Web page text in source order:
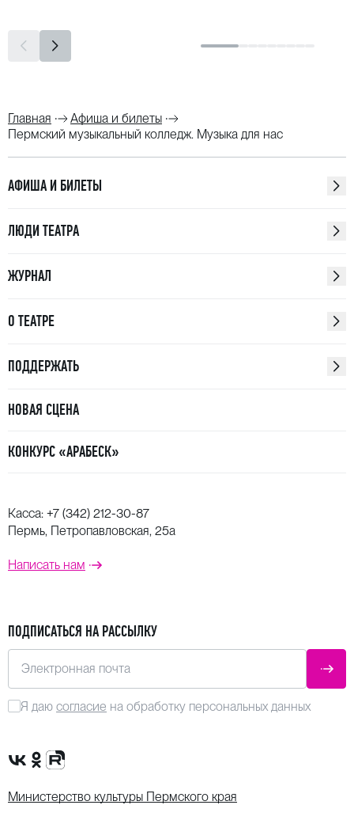
Главная
Афиша и билеты
Пермский музыкальный колледж. Музыка для нас
АФИША И БИЛЕТЫ
ЛЮДИ ТЕАТРА
ЖУРНАЛ
О ТЕАТРЕ
ПОДДЕРЖАТЬ
НОВАЯ СЦЕНА
КОНКУРС «АРАБЕСК»
Касса: +7 (342) 212-30-87
Пермь, Петропавловская, 25а
Написать нам
ПОДПИСАТЬСЯ НА РАССЫЛКУ
Электронная почта
Я даю согласие на обработку персональных данных
Сообщество VK
Группа в одноклассниках
Канал Rutube
Министерство культуры Пермского края